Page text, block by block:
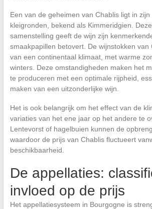
Een van de geheimen van Chablis ligt in zijn
kleigronden, bekend als Kimmeridgien.
samenstelling geeft de wijn zijn
smaakpapillen betovert. De wijnstokken van
van een continentaal klimaat, met warme
winters. Deze omstandigheden maken het
te produceren met een optimale rijpheid,
maken van een uitzonderlijke wijn.
Het is ook belangrijk om het effect van de
variaties van het ene jaar op het andere te
Lentevorst of hagelbuien kunnen de
waardoor de prijs van Chablis fluctueert
beschikbaarheid.
De appellaties:
invloed op de prijs
Het appellatiesysteem in Bourgogne is